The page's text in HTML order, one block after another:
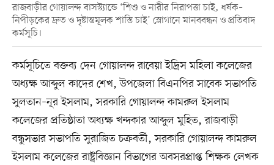
রাজবাড়ীর গোয়ালন্দ বাসস্ট্যান্ডে ‘শিশু ও নারীর নিরাপত্তা চাই, ধর্ষক–
নিপীড়কের দ্রুত ও দৃষ্টান্তমূলক শাস্তি চাই’ স্লোগানে মানববন্ধন ও প্রতিবাদ
কর্মসূচি।
কর্মসূচিতে বক্তব্য দেন গোয়ালন্দ রাবেয়া ইদ্রিস মহিলা কলেজের
অধ্যক্ষ আব্দুল কাদের শেখ, উপজেলা বিএনপির সাবেক সভাপতি
সুলতান–নূর ইসলাম, সরকারি গোয়ালন্দ কামরুল ইসলাম
কলেজের প্রতিষ্ঠাতা অধ্যক্ষ খন্দকার আব্দুল মুহিত, রাজবাড়ী
বন্ধুসভার সভাপতি সুরাজিত চক্রবর্তী, সরকারি গোয়ালন্দ কামরুল
ইসলাম কলেজের রাষ্ট্রবিজ্ঞান বিভাগের অবসরপ্রাপ্ত শিক্ষক লেখক